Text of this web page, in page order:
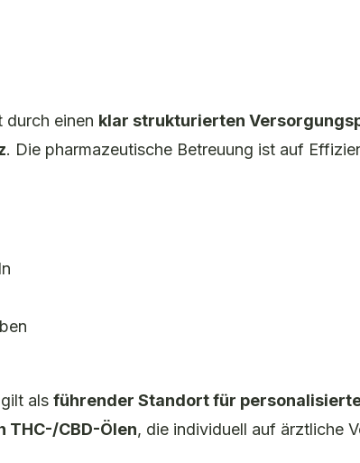
durch einen klar strukturierten
. Die pharmazeutische Betreuung ist auf
gilt als führender Standort für
THC-/CBD-Ölen, die individuell auf ärztliche